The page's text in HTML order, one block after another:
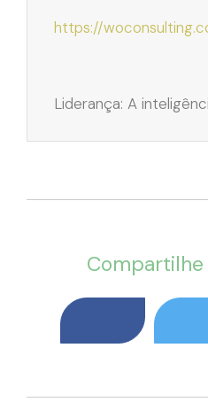
https://
Liderança: A